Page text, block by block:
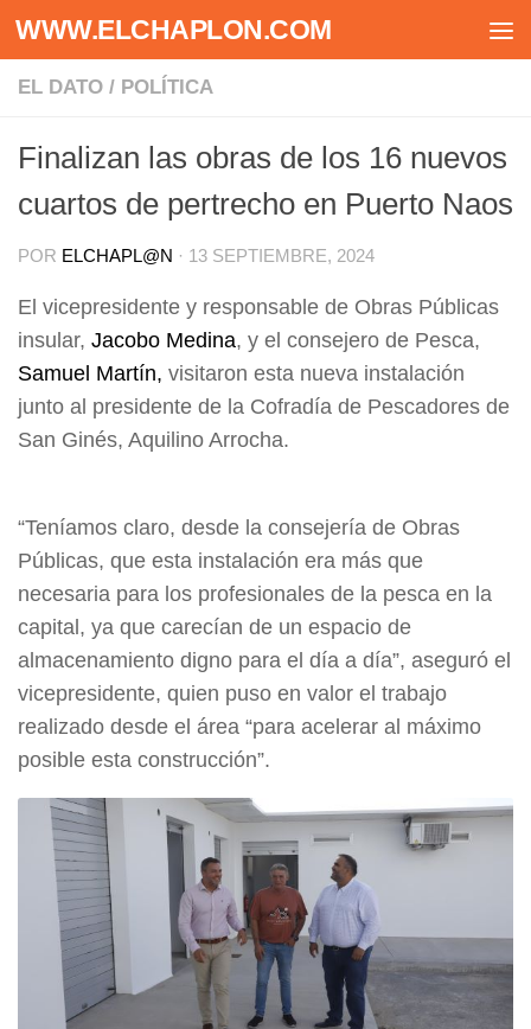
Saltar al contenido
WWW.ELCHAPLON.COM
EL DATO / POLÍTICA
Finalizan las obras de los 16 nuevos
cuartos de pertrecho en Puerto Naos
POR ELCHAPL@N · 13 SEPTIEMBRE, 2024
El vicepresidente y responsable de Obras Públicas
insular, Jacobo Medina, y el consejero de Pesca,
Samuel Martín, visitaron esta nueva instalación
junto al presidente de la Cofradía de Pescadores de
San Ginés, Aquilino Arrocha.
“Teníamos claro, desde la consejería de Obras
Públicas, que esta instalación era más que
necesaria para los profesionales de la pesca en la
capital, ya que carecían de un espacio de
almacenamiento digno para el día a día”, aseguró el
vicepresidente, quien puso en valor el trabajo
realizado desde el área “para acelerar al máximo
posible esta construcción”.